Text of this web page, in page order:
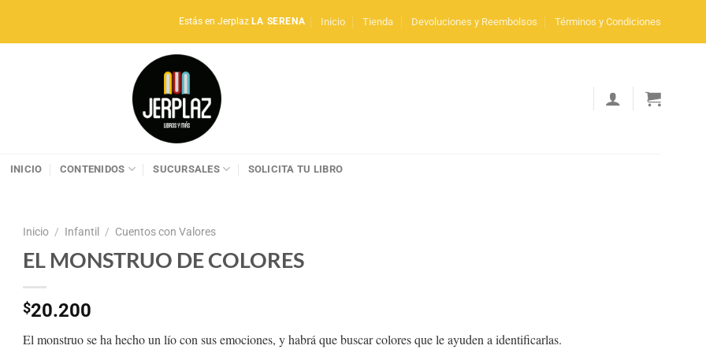
Estás en Jerplaz LA SERENA Inicio Tienda Devoluciones y Reembolsos Términos y Condiciones
INICIO CONTENIDOS SUCURSALES SOLICITA TU LIBRO
Inicio / Infantil / Cuentos con Valores
EL MONSTRUO DE COLORES
$20.200
El monstruo se ha hecho un lío con sus emociones, y habrá que buscar colores que le ayuden a identificarlas.